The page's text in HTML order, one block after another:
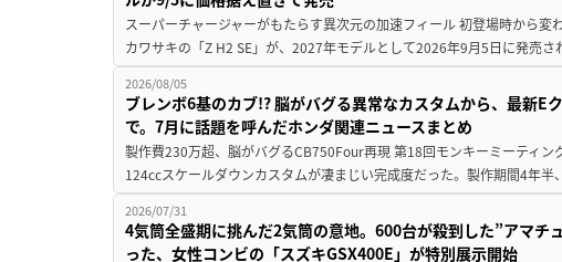
スーパーチャージャーがもたらす異次元の加速フィール 初登場時から変
カワサキの「Z H2 SE」が、2027年モデルとして2026年9月5日に発売
2026/08/05
ブレンボ6基のカブ!? 脳がバグる異常なカスタムから、最新E
で。7月に話題を呼んだホンダ関連ニュースまとめ
製作費230万超、脳がバグるCB750Four再現 第18回モンキーミーティン
124ccスケールダウンカスタムが凄まじい完成度だった。製作期間4年
2026/07/31
4気筒全盛期に挑んだ2気筒の意地。600台が殺到した”アマチ
った、女性コンビの「スズキGSX400E」が特別展示開始